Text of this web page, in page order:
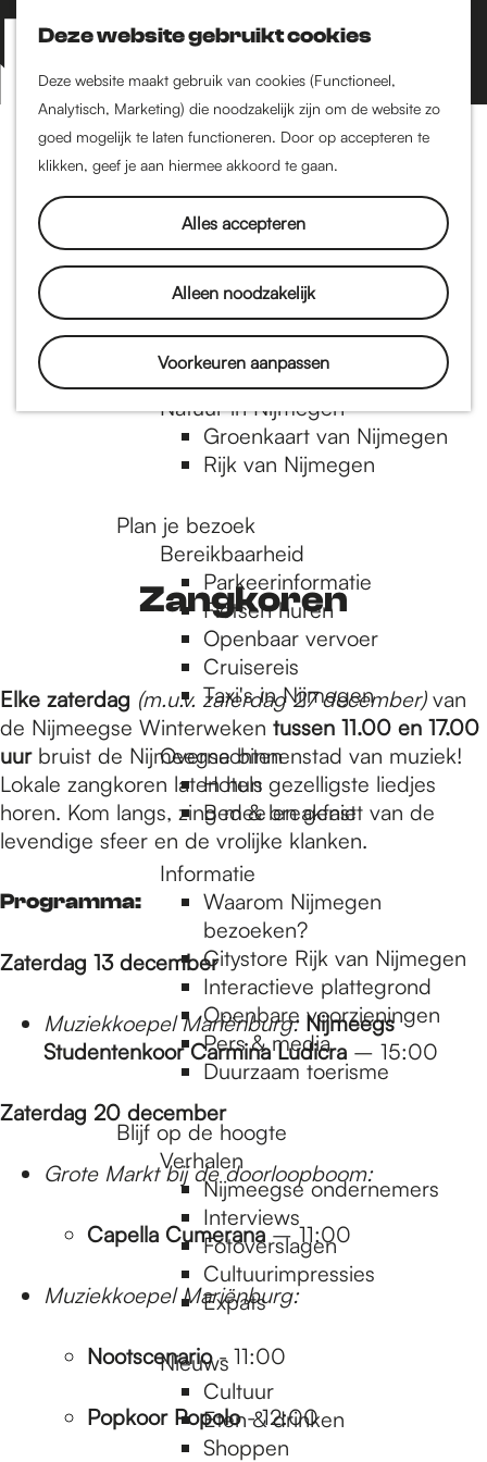
Deze website gebruikt cookies
Deze website maakt gebruik van cookies (Functioneel,
Analytisch, Marketing) die noodzakelijk zijn om de website zo
goed mogelijk te laten functioneren. Door op accepteren te
klikken, geef je aan hiermee akkoord te gaan.
Alles accepteren
Alleen noodzakelijk
Voorkeuren aanpassen
Z
o
e
k
e
K
a
a
r
t
M
e
n
Nijmegen-Nieuw-West
Dukenburg
Lindenholt
Historie
De oudste stad van
Nederland
Historische tijdlijn
Romeinse Limes
Vrede van Nijmegen
Penning
Natuur in Nijmegen
Groenkaart van Nijmegen
Rijk van Nijmegen
Plan je bezoek
Bereikbaarheid
Parkeerinformatie
Fietsen huren
Openbaar vervoer
Cruisereis
Taxi's in Nijmegen
Overnachten
Hotels
Bed & breakfast
Informatie
Waarom Nijmegen
bezoeken?
Citystore Rijk van Nijmegen
Interactieve plattegrond
Openbare voorzieningen
Pers & media
Duurzaam toerisme
Blijf op de hoogte
Verhalen
Nijmeegse ondernemers
Interviews
Fotoverslagen
Cultuurimpressies
Expats
Nieuws
Cultuur
Eten & drinken
Shoppen
Zangkoren
Elke zaterdag (m.u.v. zaterdag 27 december)van
de Nijmeegse Winterweken tussen 11.00 en 17.00
uur bruist de Nijmeegse binnenstad van muziek!
Lokale zangkoren laten hun gezelligste liedjes
horen. Kom langs, zing mee en geniet van de
levendige sfeer en de vrolijke klanken.
Programma:
Zaterdag 13 december
Muziekkoepel Mariënburg: Nijmeegs
Studentenkoor Carmina Ludicra – 15:00
Zaterdag 20 december
Grote Markt bij de doorloopboom:
Capella Cumerana– 11:00
Muziekkoepel Mariënburg:
Nootscenario- 11:00
Popkoor Popolo- 12:00